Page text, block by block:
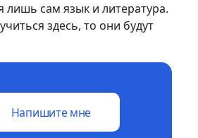
лишь сам язык и литература.
здесь, то они будут
Напишите мне